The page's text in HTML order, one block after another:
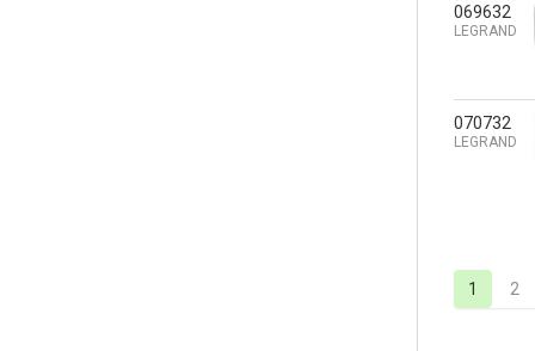
069632
LEGRAND
070732
LEGRAND
1 2